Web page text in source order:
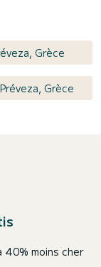
Grèce
Grèce
40% moins cher